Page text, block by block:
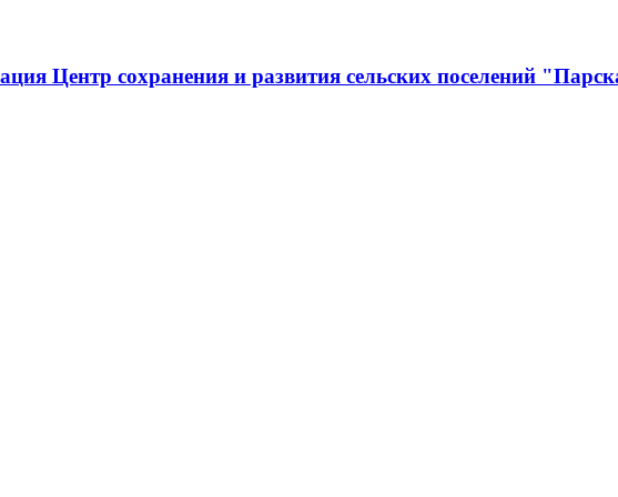
Центр сохранения и развития сельских поселений